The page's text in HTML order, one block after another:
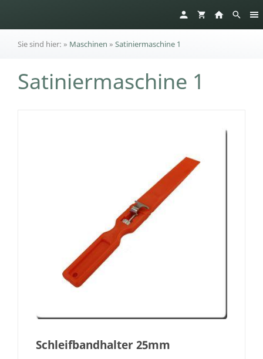
Sie sind hier: » Maschinen » Satiniermaschine 1
Satiniermaschine 1
Schleifbandhalter 25mm